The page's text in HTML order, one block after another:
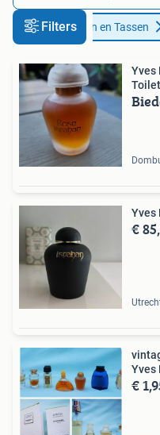
Filters
Sieraden en Tassen
Yves
Yves
€
Yves
€